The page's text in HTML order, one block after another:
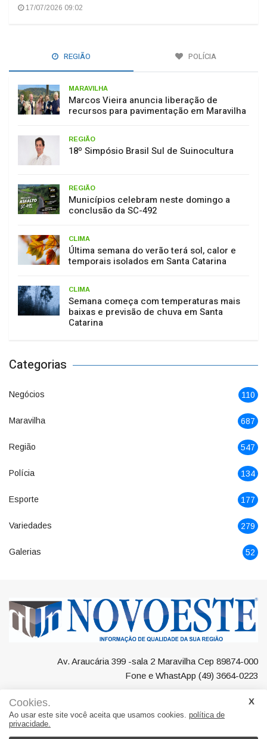
17/07/2026 09:02
REGIÃO POLÍCIA
MARAVILHA
Marcos Vieira anuncia liberação de
recursos para pavimentação em Maravilha
REGIÃO
18º Simpósio Brasil Sul de Suinocultura
REGIÃO
Municípios celebram neste domingo a
conclusão da SC-492
CLIMA
Última semana do verão terá sol, calor e
temporais isolados em Santa Catarina
CLIMA
Semana começa com temperaturas mais
baixas e previsão de chuva em Santa
Catarina
Categorias
Negócios 110
Maravilha 687
Região 547
Polícia 134
Esporte 177
Variedades 279
Galerias 52
Av. Araucária 399 -sala 2 Maravilha Cep 89874-000
Fone e WhastApp (49) 3664-0223
Negócios
Cookies.
Ao usar este site você aceita que usamos cookies. política de
privacidade.